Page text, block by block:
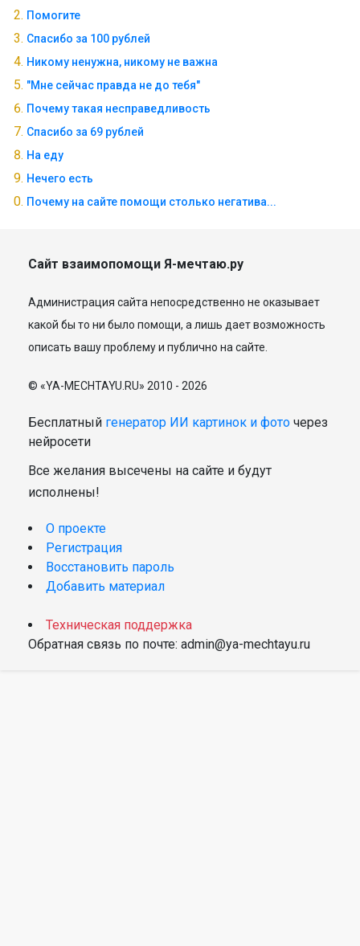
Помогите
Спасибо за 100 рублей
Никому ненужна, никому не важна
"Мне сейчас правда не до тебя"
Почему такая несправедливость
Спасибо за 69 рублей
На еду
Нечего есть
Почему на сайте помощи столько негатива...
Сайт взаимопомощи Я-мечтаю.ру
Администрация сайта непосредственно не оказывает
какой бы то ни было помощи, а лишь дает возможность
описать вашу проблему и публично на сайте.
© «YA-MECHTAYU.RU» 2010 - 2026
Бесплатный генератор ИИ картинок и фото через
нейросети
Все желания высечены на сайте и будут
исполнены!
О проекте
Регистрация
Восстановить пароль
Добавить материал
Техническая поддержка
Обратная связь по почте: admin@ya-mechtayu.ru